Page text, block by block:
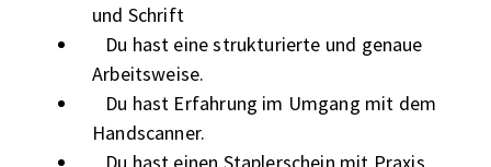
und Schrift
Du hast eine strukturierte und genaue
Arbeitsweise.
Du hast Erfahrung im Umgang mit dem
Handscanner.
Du hast einen Staplerschein mit Praxis